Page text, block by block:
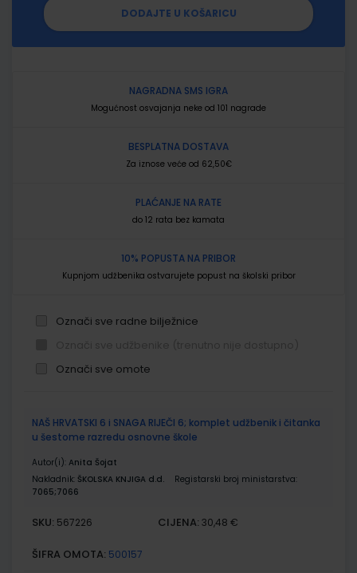
DODAJTE U KOŠARICU
NAGRADNA SMS IGRA
Mogućnost osvajanja neke od 101 nagrade
BESPLATNA DOSTAVA
Za iznose veće od 62,50€
PLAĆANJE NA RATE
do 12 rata bez kamata
10% POPUSTA NA PRIBOR
Kupnjom udžbenika ostvarujete popust na školski pribor
Označi sve radne bilježnice
Označi sve omote
proizvodi
NAŠ HRVATSKI 6 i SNAGA RIJEČI 6; komplet udžbenik i čitanka
u šestome razredu osnovne škole
Autor(i): Anita Šojat
Nakladnik: ŠKOLSKA KNJIGA d.d.
Registarski broj ministarstva:
7065;7066
SKU: 567226 CIJENA: 30,48 €
ŠIFRA OMOTA: 500157